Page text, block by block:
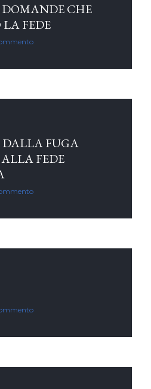
DOMANDE CHE
FEDE
DALLA FUGA
FEDE